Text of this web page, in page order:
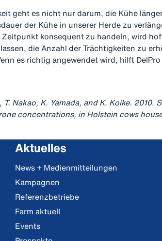
geht es nicht nur darum, die Kühe
der Kühe in unserer Herde zu
konsequent zu handeln, wird
die Anzahl der Trächtigkeiten zu
es richtig angewendet wird, hilft
T. Nakao, K. Yamada, and K. Koike.
concentrations, in Holstein cows
Aktuelles
News + Medienmitteilungen
Kampagnen
Referenzbetriebe
Farm aktuell
Events